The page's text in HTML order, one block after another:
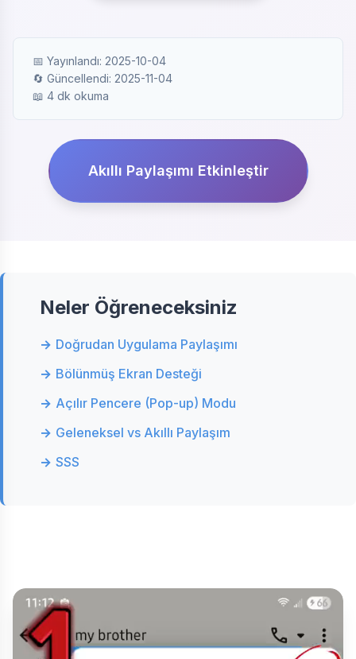
📅 Yayınlandı: 2025-10-04
🔄 Güncellendi: 2025-11-04
📖 4 dk okuma
Akıllı Paylaşımı Etkinleştir
Neler Öğreneceksiniz
Doğrudan Uygulama Paylaşımı
Bölünmüş Ekran Desteği
Açılır Pencere (Pop-up) Modu
Geleneksel vs Akıllı Paylaşım
SSS